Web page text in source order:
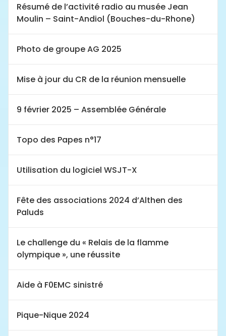
Résumé de l’activité radio au musée Jean
Moulin – Saint-Andiol (Bouches-du-Rhone)
Photo de groupe AG 2025
Mise à jour du CR de la réunion mensuelle
9 février 2025 – Assemblée Générale
Topo des Papes n°17
Utilisation du logiciel WSJT-X
Fête des associations 2024 d’Althen des
Paluds
Le challenge du « Relais de la flamme
olympique », une réussite
Aide à F0EMC sinistré
Pique-Nique 2024